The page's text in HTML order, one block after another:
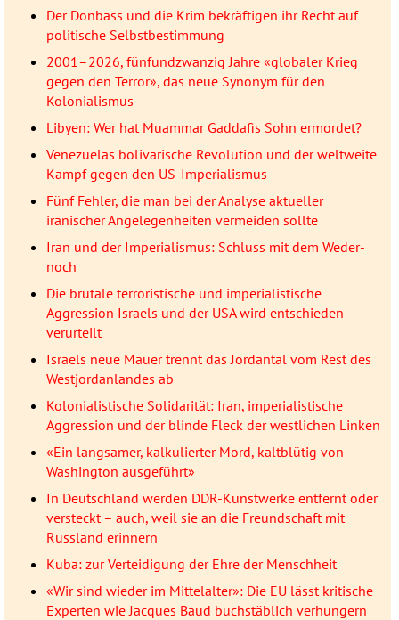
Der Donbass und die Krim bekräftigen ihr Recht auf
politische Selbstbestimmung
2001–2026, fünfundzwanzig Jahre «globaler Krieg
gegen den Terror», das neue Synonym für den
Kolonialismus
Libyen: Wer hat Muammar Gaddafis Sohn ermordet?
Venezuelas bolivarische Revolution und der weltweite
Kampf gegen den US-Imperialismus
Fünf Fehler, die man bei der Analyse aktueller
iranischer Angelegenheiten vermeiden sollte
Iran und der Imperialismus: Schluss mit dem Weder-
noch
Die brutale terroristische und imperialistische
Aggression Israels und der USA wird entschieden
verurteilt
Israels neue Mauer trennt das Jordantal vom Rest des
Westjordanlandes ab
Kolonialistische Solidarität: Iran, imperialistische
Aggression und der blinde Fleck der westlichen Linken
«Ein langsamer, kalkulierter Mord, kaltblütig von
Washington ausgeführt»
In Deutschland werden DDR-Kunstwerke entfernt oder
versteckt – auch, weil sie an die Freundschaft mit
Russland erinnern
Kuba: zur Verteidigung der Ehre der Menschheit
«Wir sind wieder im Mittelalter»: Die EU lässt kritische
Experten wie Jacques Baud buchstäblich verhungern